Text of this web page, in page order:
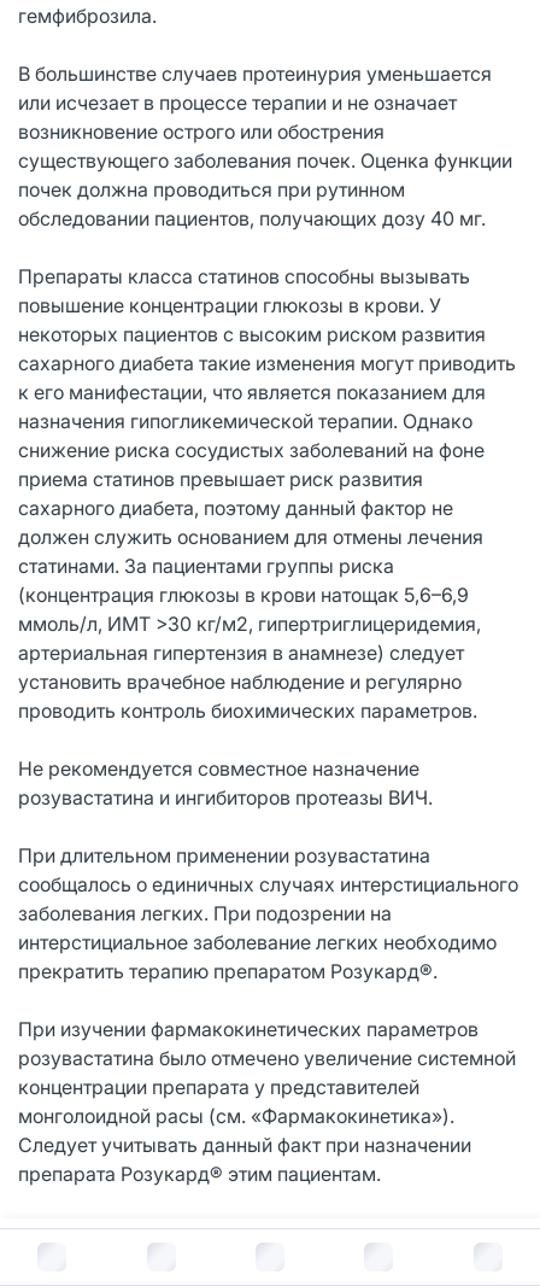
В корзину за руб.
гемфиброзила.
В большинстве случаев протеинурия уменьшается
или исчезает в процессе терапии и не означает
возникновение острого или обострения
существующего заболевания почек. Оценка функции
почек должна проводиться при рутинном
обследовании пациентов, получающих дозу 40 мг.
Препараты класса статинов способны вызывать
повышение концентрации глюкозы в крови. У
некоторых пациентов с высоким риском развития
сахарного диабета такие изменения могут приводить
к его манифестации, что является показанием для
назначения гипогликемической терапии. Однако
снижение риска сосудистых заболеваний на фоне
приема статинов превышает риск развития
сахарного диабета, поэтому данный фактор не
должен служить основанием для отмены лечения
статинами. За пациентами группы риска
(концентрация глюкозы в крови натощак 5,6–6,9
ммоль/л, ИМТ >30 кг/м2, гипертриглицеридемия,
артериальная гипертензия в анамнезе) следует
установить врачебное наблюдение и регулярно
проводить контроль биохимических параметров.
Не рекомендуется совместное назначение
розувастатина и ингибиторов протеазы ВИЧ.
При длительном применении розувастатина
сообщалось о единичных случаях интерстициального
заболевания легких. При подозрении на
интерстициальное заболевание легких необходимо
прекратить терапию препаратом Pозукард®.
При изучении фармакокинетических параметров
розувастатина было отмечено увеличение системной
концентрации препарата у представителей
монголоидной расы (см. «Фармакокинетика»).
Следует учитывать данный факт при назначении
препарата Pозукард® этим пациентам.
Влияние на способность управления